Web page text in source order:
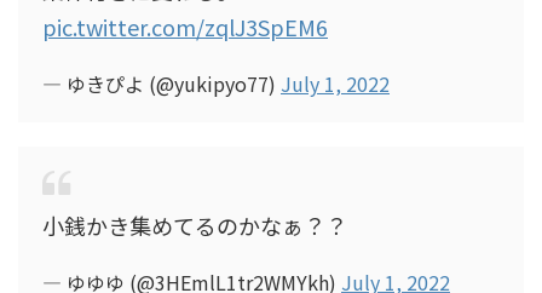
pic.twitter.com/zqlJ3SpEM6
— ゆきぴよ (@yukipyo77) July 1, 2022
小銭かき集めてるのかなぁ？？
— ゆゆゆ (@3HEmlL1tr2WMYkh) July 1, 2022